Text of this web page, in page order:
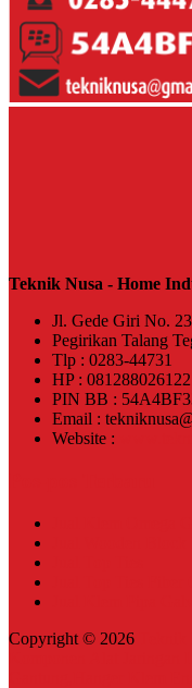
Teknik Nusa - Home
Jl. Gede Giri No. 23
Pegirikan Talang
Tlp : 0283-44731
HP : 081288026122
PIN BB :
Email :
Website :
Copyright © 2026